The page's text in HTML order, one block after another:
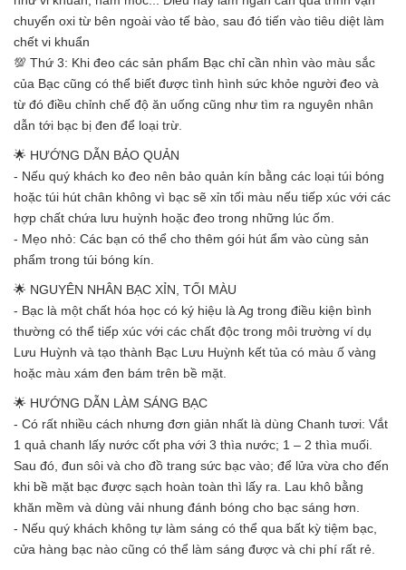
chuyển oxi từ bên ngoài vào tế bào, sau đó tiến vào tiêu diệt làm
chết vi khuẩn
💯 Thứ 3: Khi đeo các sản phẩm Bạc chỉ cần nhìn vào màu sắc
của Bạc cũng có thể biết được tình hình sức khỏe người đeo và
từ đó điều chỉnh chế độ ăn uống cũng như tìm ra nguyên nhân
dẫn tới bạc bị đen để loại trừ.
🌟 HƯỚNG DẪN BẢO QUẢN
- Nếu quý khách ko đeo nên bảo quản kín bằng các loại túi bóng
hoặc túi hút chân không vì bạc sẽ xỉn tối màu nếu tiếp xúc với các
hợp chất chứa lưu huỳnh hoặc đeo trong những lúc ốm.
- Mẹo nhỏ: Các bạn có thể cho thêm gói hút ẩm vào cùng sản
phẩm trong túi bóng kín.
🌟 NGUYÊN NHÂN BẠC XỈN, TỐI MÀU
- Bạc là một chất hóa học có ký hiệu là Ag trong điều kiện bình
thường có thể tiếp xúc với các chất độc trong môi trường ví dụ
Lưu Huỳnh và tạo thành Bạc Lưu Huỳnh kết tủa có màu ố vàng
hoặc màu xám đen bám trên bề mặt.
🌟 HƯỚNG DẪN LÀM SÁNG BẠC
- Có rất nhiều cách nhưng đơn giản nhất là dùng Chanh tươi: Vắt
1 quả chanh lấy nước cốt pha với 3 thìa nước; 1 – 2 thìa muối.
Sau đó, đun sôi và cho đồ trang sức bạc vào; để lửa vừa cho đến
khi bề mặt bạc được sạch hoàn toàn thì lấy ra. Lau khô bằng
khăn mềm và dùng vải nhung đánh bóng cho bạc sáng hơn.
- Nếu quý khách không tự làm sáng có thể qua bất kỳ tiệm bạc,
cửa hàng bạc nào cũng có thể làm sáng được và chi phí rất rẻ.